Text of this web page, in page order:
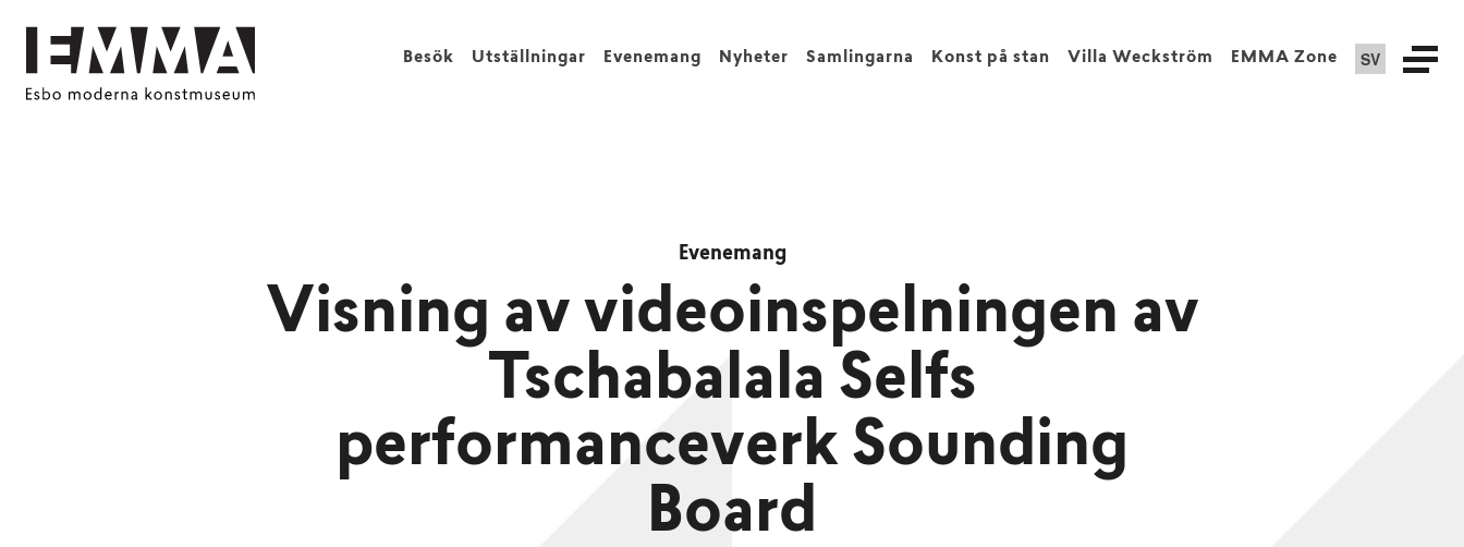
Besök Utställningar Evenemang Nyheter Samlingarna Konst på stan Villa Weckström EMMA Zone SV
Evenemang
Visning av videoinspelningen av
Tschabalala Selfs
performanceverk Sounding
Board